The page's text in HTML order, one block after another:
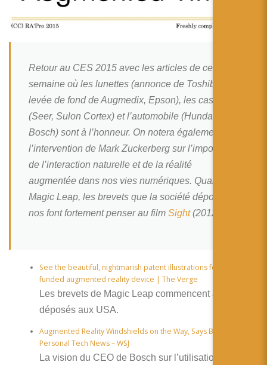
Retour au CES 2015 avec les articles de cette
semaine où les lunettes (annonce de Toshiba,
levée de fond de Augmedix, Epson), les casques
(Seer, Sulon Cortex) et l’automobile (Hundai,
Bosch) sont à l’honneur. On notera également
l’intervention de Mark Zuckerberg sur l’importance
de l’interaction naturelle et de la réalité
augmentée dans nos vies numériques. Quand à
Magic Leap, les brevets que la société déposent
nos font fortement penser au film Sight(2012) !
See the beautiful, nightmarish patent illustrations for a Google-
funded augmented reality device | The Verge
Les brevets de Magic Leap commencent à être
déposés aux USA.
Augmented Reality Windshields on the Way, Says Bosch CEO –
Personal Tech News – WSJ
La vision du CEO de Bosch sur l’utilisation de la